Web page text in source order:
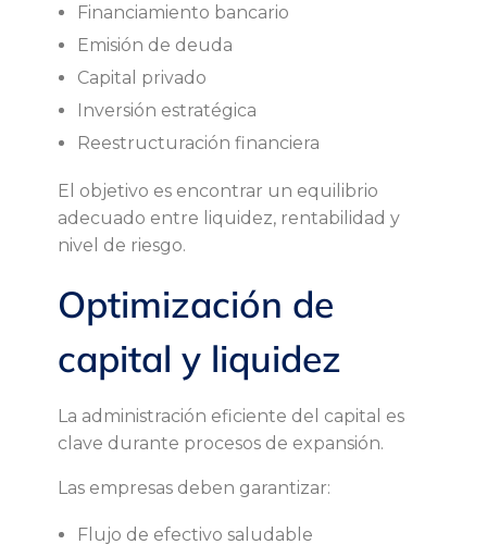
Financiamiento bancario
Emisión de deuda
Capital privado
Inversión estratégica
Reestructuración financiera
El objetivo es encontrar un equilibrio
adecuado entre liquidez, rentabilidad y
nivel de riesgo.
Optimización de
capital y liquidez
La administración eficiente del capital es
clave durante procesos de expansión.
Las empresas deben garantizar:
Flujo de efectivo saludable